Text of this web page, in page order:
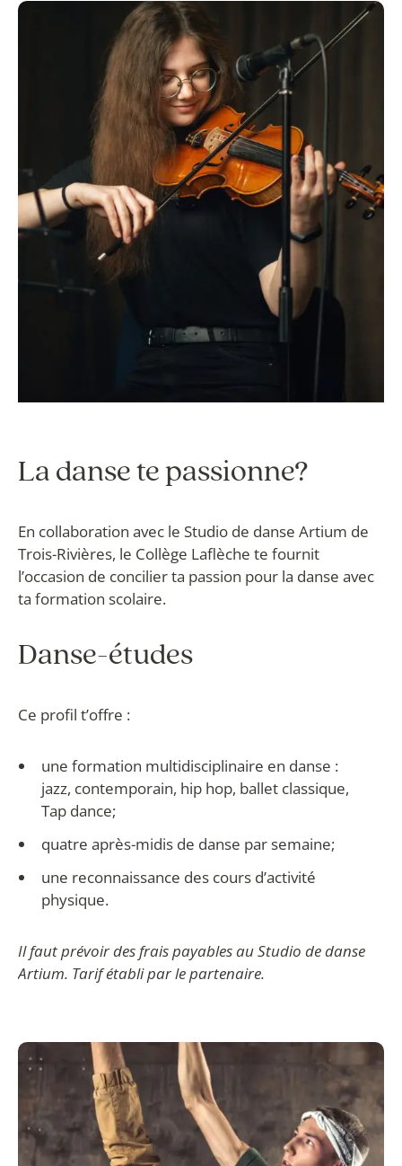
La danse te passionne?
En collaboration avec le Studio de danse Artium de
Trois-Rivières, le Collège Laflèche te fournit
l’occasion de concilier ta passion pour la danse avec
ta formation scolaire.
Danse-études
Ce profil t’offre :
une formation multidisciplinaire en danse :
jazz, contemporain, hip hop, ballet classique,
Tap dance;
quatre après-midis de danse par semaine;
une reconnaissance des cours d’activité
physique.
Il faut prévoir des frais payables au Studio de danse
Artium. Tarif établi par le partenaire.